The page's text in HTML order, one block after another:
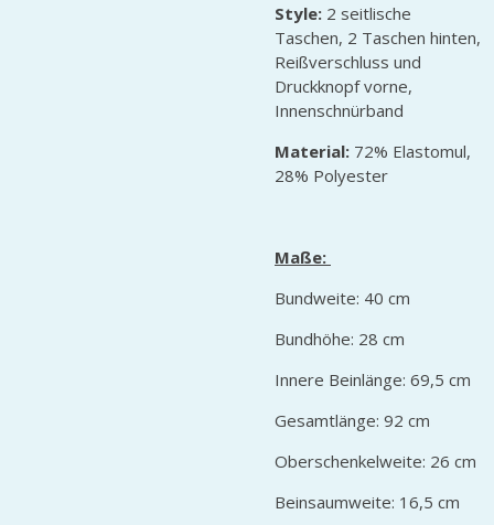
Style: 2 seitlische
Taschen, 2 Taschen hinten,
Reißverschluss und
Druckknopf vorne,
Innenschnürband
Material: 72% Elastomul,
28% Polyester
Maße:
Bundweite: 40 cm
Bundhöhe: 28 cm
Innere Beinlänge: 69,5 cm
Gesamtlänge: 92 cm
Oberschenkelweite: 26 cm
Beinsaumweite: 16,5 cm